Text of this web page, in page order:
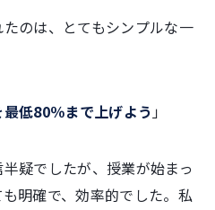
のは、とてもシンプルな一
低80％まで上げよう 」
疑でしたが、授業が始まっ
明確で、効率的でした。私